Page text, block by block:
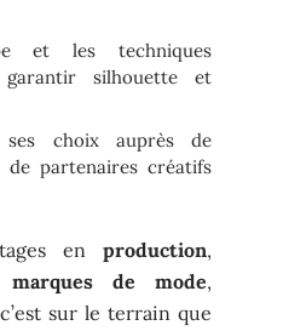
et les techniques
garantir silhouette et
ses choix auprès de
de partenaires créatifs
en production,
marques de mode,
sur le terrain que